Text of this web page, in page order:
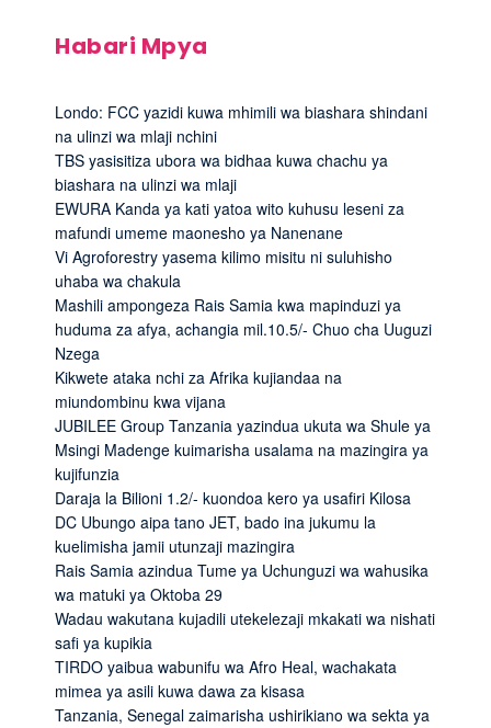
Habari Mpya
Londo: FCC yazidi kuwa mhimili wa biashara shindani
na ulinzi wa mlaji nchini
TBS yasisitiza ubora wa bidhaa kuwa chachu ya
biashara na ulinzi wa mlaji
EWURA Kanda ya kati yatoa wito kuhusu leseni za
mafundi umeme maonesho ya Nanenane
Vi Agroforestry yasema kilimo misitu ni suluhisho
uhaba wa chakula
Mashili ampongeza Rais Samia kwa mapinduzi ya
huduma za afya, achangia mil.10.5/- Chuo cha Uuguzi
Nzega
Kikwete ataka nchi za Afrika kujiandaa na
miundombinu kwa vijana
JUBILEE Group Tanzania yazindua ukuta wa Shule ya
Msingi Madenge kuimarisha usalama na mazingira ya
kujifunzia
Daraja la Bilioni 1.2/- kuondoa kero ya usafiri Kilosa
DC Ubungo aipa tano JET, bado ina jukumu la
kuelimisha jamii utunzaji mazingira
Rais Samia azindua Tume ya Uchunguzi wa wahusika
wa matuki ya Oktoba 29
Wadau wakutana kujadili utekelezaji mkakati wa nishati
safi ya kupikia
TIRDO yaibua wabunifu wa Afro Heal, wachakata
mimea ya asili kuwa dawa za kisasa
Tanzania, Senegal zaimarisha ushirikiano wa sekta ya